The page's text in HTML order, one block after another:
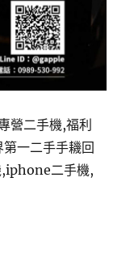
營二手機,福利
一二手手耭回
,iphone二手機,
手機秘訣 | 手機店不